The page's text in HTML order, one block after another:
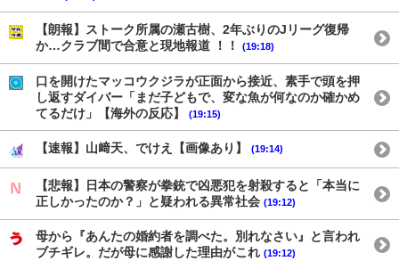
【朗報】ストーク所属の瀬古樹、2年ぶりのJリーグ復帰
か…クラブ間で合意と現地報道 ！！
(19:18)
口を開けたマッコウクジラが正面から接近、素手で頭を押
し返すダイバー「まだ子どもで、変な魚が何なのか確かめ
てるだけ」【海外の反応】
(19:15)
【速報】山﨑天、でけえ【画像あり】 (19:14)
【悲報】日本の警察が拳銃で凶悪犯を射殺すると「本当に
正しかったのか？」と疑われる異常社会 (19:12)
母から『あんたの婚約者を調べた。別れなさい』と言われ
ブチギレ。だが母に感謝した理由がこれ (19:12)